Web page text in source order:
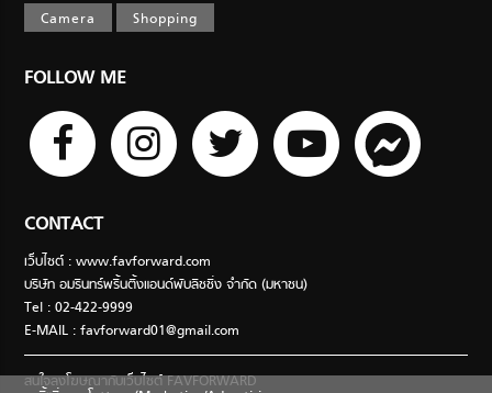
Camera
Shopping
FOLLOW ME
CONTACT
เว็บไซต์ : www.favforward.com
บริษัท อมรินทร์พริ้นติ้งแอนด์พับลิชชิ่ง จำกัด (มหาชน)
Tel : 02-422-9999
E-MAIL :favforward01@gmail.com
สนใจลงโฆษณากับเว็บไซต์ FAVFORWARD